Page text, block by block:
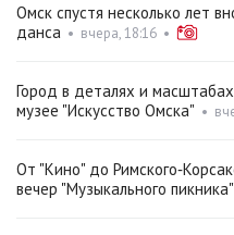
Омск спустя несколько лет
данса • вчера, 18:16 •
Город в деталях и
музее "Искусство Омска" •
От "Кино" до
вечер "Музыкального пикника"